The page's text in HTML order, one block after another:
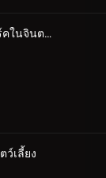
ตอนที่ 28 ซาฟารีปาร์คในจินตนาการ กับ ขลุ่ยแห่งคำสัญญา
ว์เลี้ยง